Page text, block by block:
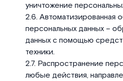
уничтожение
Автоматизированная
персональных данных –
данных с помощью
техники.
Распространение
любые действия,